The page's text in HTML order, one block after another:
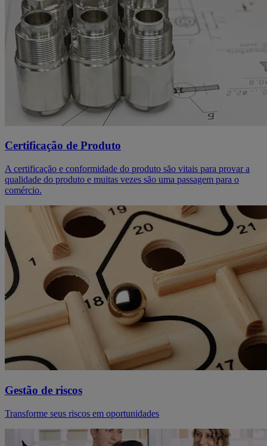
Certificação de Produto
A certificação e conformidade do produto são vitais para provar a
qualidade do produto e muitas vezes são uma passagem para o
comércio.
Gestão de riscos
Transforme seus riscos em oportunidades